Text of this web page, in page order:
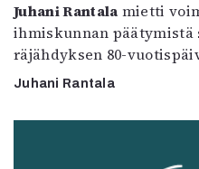
Juhani Rantala mietti
ihmiskunnan
räjähdyksen 80-
Juhani Rantala